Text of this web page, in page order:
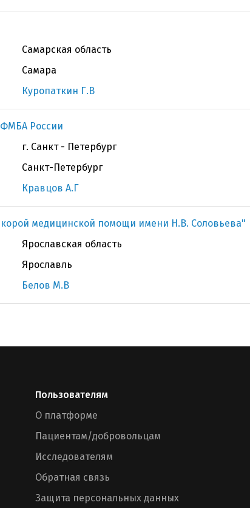
Самарская область
Самара
Куропаткин Г.В
России
г. Санкт - Петербург
Санкт-Петербург
Кравцов А.Г
медицинской помощи имени Н.В. Соловьева"
Ярославская область
Ярославль
Белов М.В
Пользователям
О платформе
Пациентам/добровольцам
Исследователям
Обратная связь
Защита персональных данных